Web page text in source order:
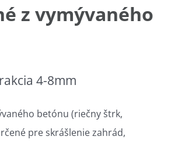
z vymývaného
4-8mm
betónu (riečny štrk,
pre skrášlenie zahrád,